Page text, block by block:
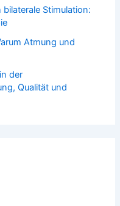
Stimulation:
Atmung und
der
Qualität und